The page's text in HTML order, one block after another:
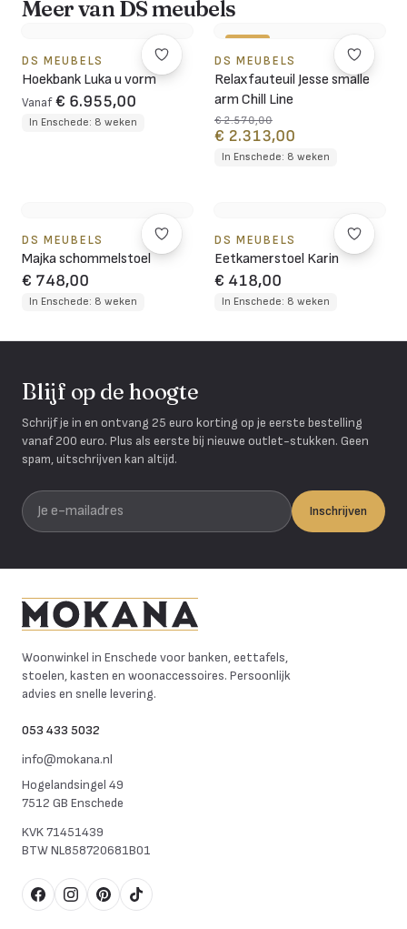
Meer van DS meubels
DS MEUBELS
Hoekbank Luka u vorm
Vanaf € 6.955,00
In Enschede: 8 weken
DS MEUBELS
Relaxfauteuil Jesse smalle
arm Chill Line
€ 2.570,00
€ 2.313,00
In Enschede: 8 weken
DS MEUBELS
Majka schommelstoel
€ 748,00
In Enschede: 8 weken
DS MEUBELS
Eetkamerstoel Karin
€ 418,00
In Enschede: 8 weken
Blijf op de hoogte
Schrijf je in en ontvang 25 euro korting op je eerste bestelling
vanaf 200 euro. Plus als eerste bij nieuwe outlet-stukken. Geen
spam, uitschrijven kan altijd.
Je e-mailadres
Inschrijven
Woonwinkel in Enschede voor banken, eettafels,
stoelen, kasten en woonaccessoires. Persoonlijk
advies en snelle levering.
053 433 5032
info@mokana.nl
Hogelandsingel 49
7512 GB Enschede
KVK71451439
BTWNL858720681B01
FacebookInstagram
Pinterest
TikTok